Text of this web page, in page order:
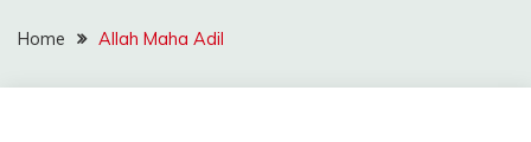
Home Allah Maha Adil